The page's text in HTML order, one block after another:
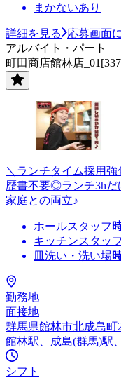
まかないあり
詳細を見る
応募画面
アルバイト・パート
町田商店館林店
＼ランチタイム採用
歴書不要◎ランチ3h
家庭との両立♪
ホールスタッフ
キッチンスタッフ
皿洗い・洗い場
勤務地
面接地
群馬県館林市北成島町
館林駅、成島(群馬)駅
シフト